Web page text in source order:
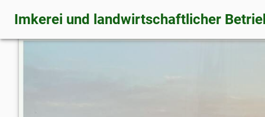
Imkerei und landwirtschaftlicher